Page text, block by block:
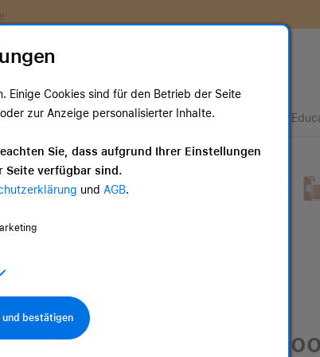
Angebote Retail
40 mm Sport
Einige Cookies sind für den Betrieb der Seite
zur Anzeige personalisierter Inhalte.
Sie, dass aufgrund Ihrer Einstellungen
Seite verfügbar sind.
und AGB.
und bestätigen